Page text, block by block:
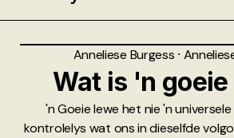
Anneliese Burgess ⸱
Wat is 'n goeie
'n Goeie lewe het nie 'n
kontrolelys wat ons in dieselfde